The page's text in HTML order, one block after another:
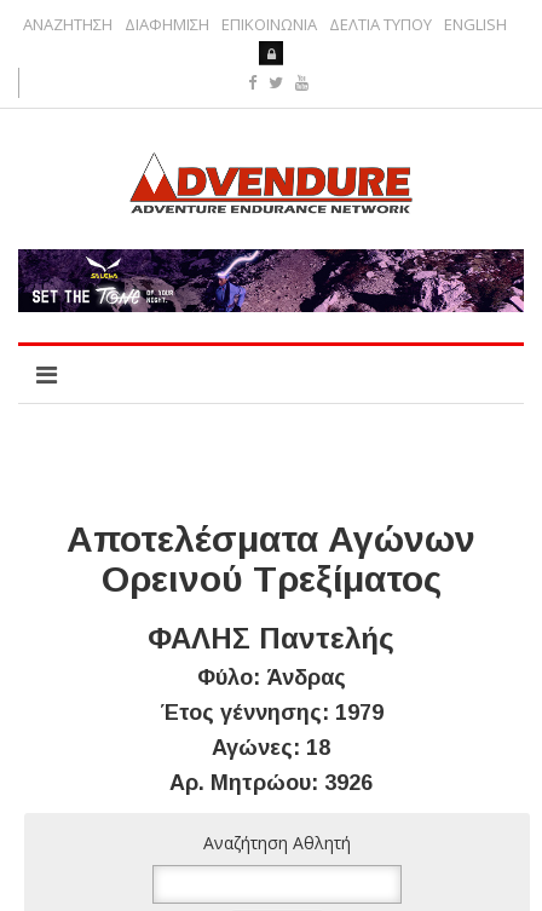
ΑΝΑΖΗΤΗΣΗ ΔΙΑΦΗΜΙΣΗ ΕΠΙΚΟΙΝΩΝΙΑ ΔΕΛΤΙΑ ΤΥΠΟΥ ENGLISH
Αποτελέσματα Αγώνων
Ορεινού Τρεξίματος
ΦΑΛΗΣ Παντελής
Φύλο: Άνδρας
Έτος γέννησης: 1979
Αγώνες: 18
Αρ. Μητρώου: 3926
Αναζήτηση Αθλητή